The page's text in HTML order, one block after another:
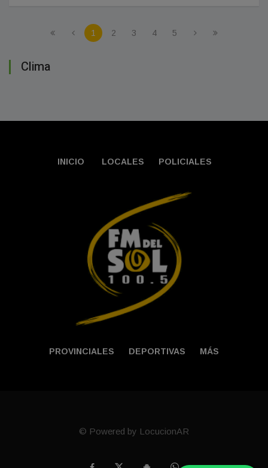
1 2 3 4 5
Clima
INICIO LOCALES POLICIALES
PROVINCIALES DEPORTIVAS MÁS
© Powered by LocucionAR